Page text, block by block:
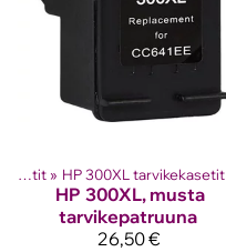
HP mustekasetit ‪» HP 300XL tarvikekasetit
HP 300XL, musta
tarvikepatruuna
26,50 €
kasetit‪»